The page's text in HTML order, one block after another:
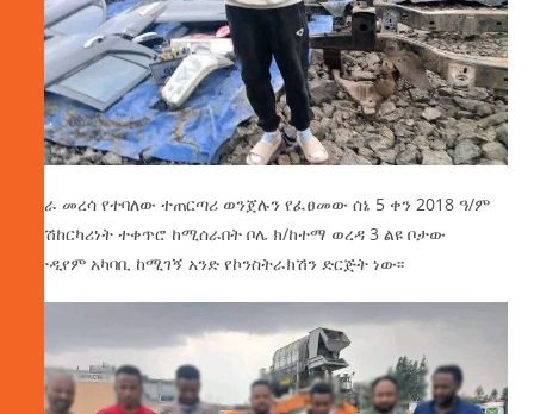
አበራ መረሳ የተባለው ተጠርጣሪ ወንጀሉን የፈፀመው ሰኔ 5 ቀን 2018 ዓ/ም
በአሽከርካሪነት ተቀጥሮ ከሚሰራበት ቦሌ ክ/ከተማ ወረዳ 3 ልዩ ቦታው
ስታዲየም አካባቢ ከሚገኝ አንድ የኮንስትራክሽን ድርጅት ነው፡፡